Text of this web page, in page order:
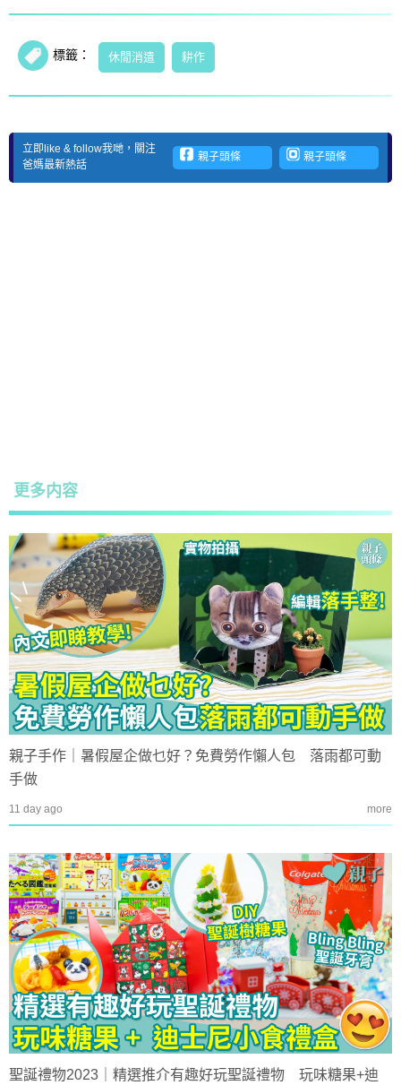
標籤： 休閒消遣 耕作
立即like & follow我哋，關注
爸媽最新熱話
親子頭條 親子頭條
更多内容
親子手作｜暑假屋企做乜好？免費勞作懶人包 落雨都可動
手做
11 day ago more
聖誕禮物2023｜精選推介有趣好玩聖誕禮物 玩味糖果+迪